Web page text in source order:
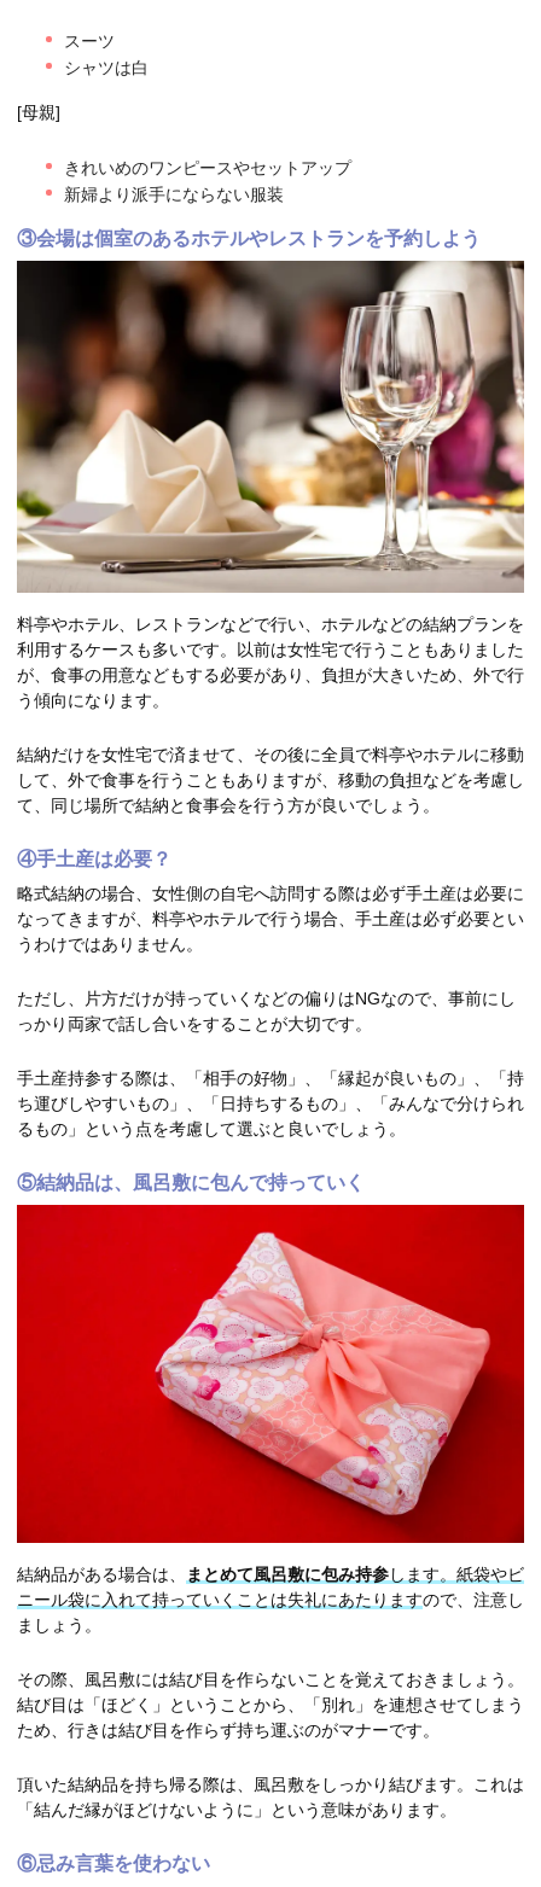
スーツ
シャツは白
[母親]
きれいめのワンピースやセットアップ
新婦より派手にならない服装
③会場は個室のあるホテルやレストランを予約しよう
料亭やホテル、レストランなどで行い、ホテルなどの結納プランを
利用するケースも多いです。以前は女性宅で行うこともありました
が、食事の用意などもする必要があり、負担が大きいため、外で行
う傾向になります。
結納だけを女性宅で済ませて、その後に全員で料亭やホテルに移動
して、外で食事を行うこともありますが、移動の負担などを考慮し
て、同じ場所で結納と食事会を行う方が良いでしょう。
④手土産は必要？
略式結納の場合、女性側の自宅へ訪問する際は必ず手土産は必要に
なってきますが、料亭やホテルで行う場合、手土産は必ず必要とい
うわけではありません。
ただし、片方だけが持っていくなどの偏りはNGなので、事前にし
っかり両家で話し合いをすることが大切です。
手土産持参する際は、「相手の好物」、「縁起が良いもの」、「持
ち運びしやすいもの」、「日持ちするもの」、「みんなで分けられ
るもの」という点を考慮して選ぶと良いでしょう。
⑤結納品は、風呂敷に包んで持っていく
結納品がある場合は、 まとめて風呂敷に包み持参します。 紙袋やビ
ニール袋に入れて持っていくことは失礼にあたりますので、注意し
ましょう。
その際、風呂敷には結び目を作らないことを覚えておきましょう。
結び目は「ほどく」ということから、「別れ」を連想させてしまう
ため、行きは結び目を作らず持ち運ぶのがマナーです。
頂いた結納品を持ち帰る際は、風呂敷をしっかり結びます。これは
「結んだ縁がほどけないように」という意味があります。
⑥忌み言葉を使わない